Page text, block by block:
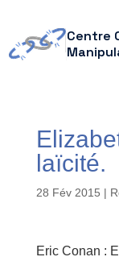
Centre
laïcité.
28 Fév 2015 |
Eric Conan :